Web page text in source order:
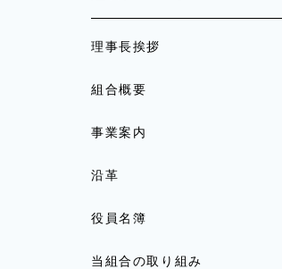
理事長挨拶
組合概要
事業案内
沿革
役員名簿
当組合の取り組み